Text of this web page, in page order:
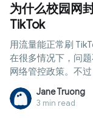
为什么校园网
TikTok
用流量能正常刷
在很多情况下，问
网络管控政策。不
网络层过滤，有的
Hidemyacc 将解析
并探讨 学校解锁
Jane Truong
3 min read